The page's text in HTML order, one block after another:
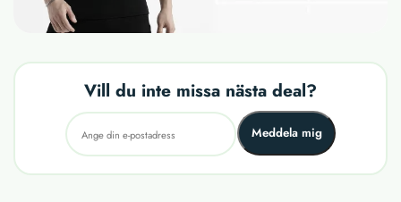
Vill du inte missa nästa deal?
Meddela mig